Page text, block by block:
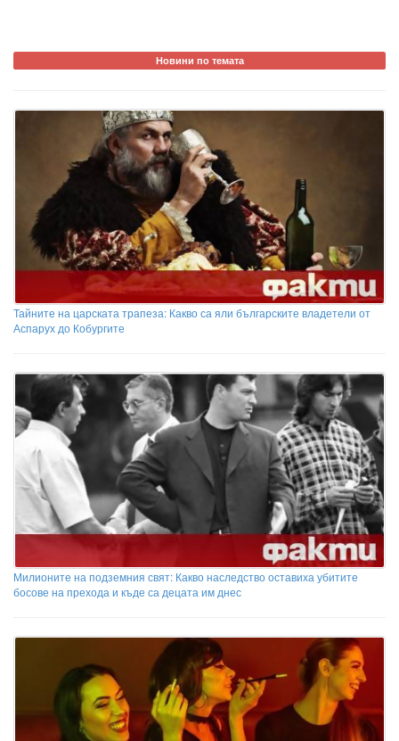
Новини по темата
Тайните на царската трапеза: Какво са яли българските владетели от
Аспарух до Кобургите
Милионите на подземния свят: Какво наследство оставиха убитите
босове на прехода и къде са децата им днес